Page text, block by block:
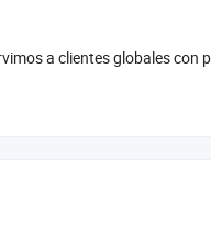
a clientes globales con